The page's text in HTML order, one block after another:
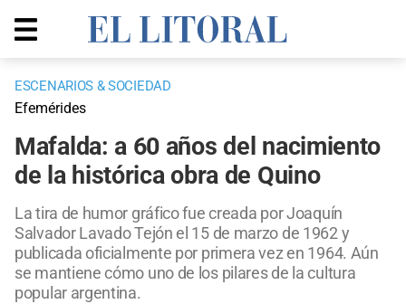
ESCENARIOS & SOCIEDAD
Efemérides
Mafalda: a 60 años del nacimiento
de la histórica obra de Quino
La tira de humor gráfico fue creada por Joaquín
Salvador Lavado Tejón el 15 de marzo de 1962 y
publicada oficialmente por primera vez en 1964. Aún
se mantiene cómo uno de los pilares de la cultura
popular argentina.